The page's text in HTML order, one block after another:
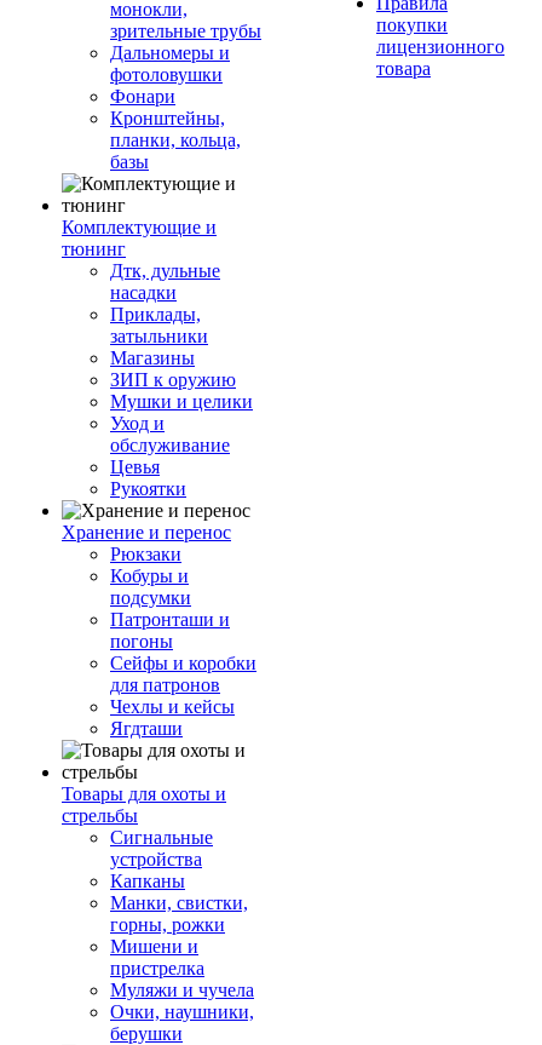
монокли,
зрительные трубы
Дальномеры и
фотоловушки
Фонари
Кронштейны,
планки, кольца,
базы
Комплектующие и
тюнинг
Дтк, дульные
насадки
Приклады,
затыльники
Магазины
ЗИП к оружию
Мушки и целики
Уход и
обслуживание
Цевья
Рукоятки
Хранение и перенос
Рюкзаки
Кобуры и
подсумки
Патронташи и
погоны
Сейфы и коробки
для патронов
Чехлы и кейсы
Ягдташи
Товары для охоты и
стрельбы
Сигнальные
устройства
Капканы
Манки, свистки,
горны, рожки
Мишени и
пристрелка
Муляжи и чучела
Очки, наушники,
берушки
покупки
лицензионного
товара